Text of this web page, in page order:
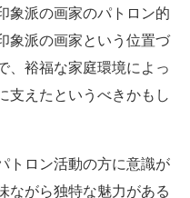
象派の画家のパトロン的
象派の画家という位置づ
裕福な家庭環境によっ
支えたというべきかもし
トロン活動の方に意識が
ながら独特な魅力がある